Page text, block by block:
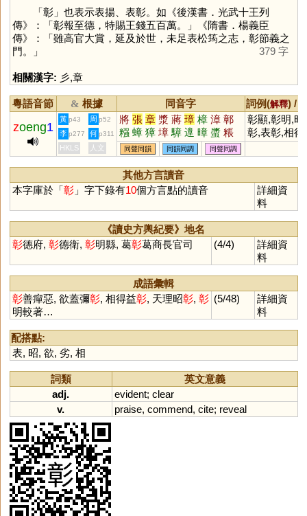
「彰」也表示表揚、表彰。如《後漢書．光武十王列
傳》：「彰報至德，特賜王錢五百萬。」《隋書．楊義臣
傳》：「雖高官大賞，延及於世，未足表松筠之志，彰節義之
門。」
379 字
相關漢字: 彡,章
粵語音節 & 根據 同音字 詞例(解釋) /
zoeng1
黃 p43 周 p52 將 張 章 漿 蔣 璋 樟 漳 鄣
糨 蟑 獐 墇 騿 遧 暲 螿 粻
慞 嫜 傽
彰顯,彰明,昭
彰,表彰,相得
彰,惡名昭彰
李 p277 何 p311
HKLS 人文 同聲同韻 同韻同調 同聲同調
其他方言讀音
本字庫於「彰」字下錄有10個方言點的讀音
詳細資
料
《讀史方輿紀要》地名
彰德府, 彰德衛, 彰明縣, 葛彰葛商長官司 (4/4)
詳細資
料
成語彙輯
彰善癉惡, 欲蓋彌彰, 相得益彰, 天理昭彰, 彰
明較著…
(5/48)
詳細資
料
配搭點:
表, 昭, 欲, 劣, 相
詞類
英文意義
adj.
evident; clear
v.
praise, commend, cite; reveal